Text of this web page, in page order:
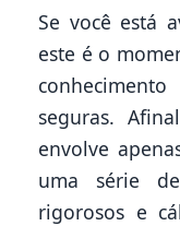
Se você está
este é o
seguras.
envolve
uma série
rigorosos e